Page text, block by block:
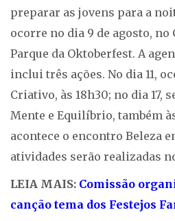
preparar as jovens para a
ocorre no dia 9 de agosto, no
Parque da Oktoberfest. A
inclui três ações. No dia 11,
Criativo, às 18h30; no dia 17,
Mente e Equilíbrio, também
acontece o encontro Beleza
atividades serão realizadas
LEIA MAIS: Comissão
canção tema dos Festejos